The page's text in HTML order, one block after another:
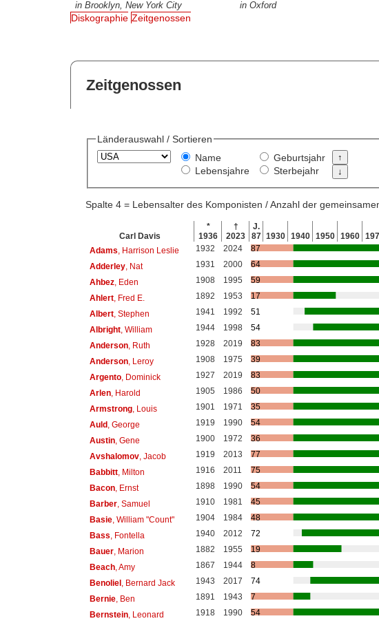
in Brooklyn, New York City
in Oxford
Diskographie Zeitgenossen
Zeitgenossen
Länderauswahl / Sortieren
Name
Lebensjahre
Geburtsjahr
Sterbejahr
Spalte 4 = Lebensalter des Komponisten / Anzahl der
Carl Davis
*
1936
†
2023
J.
87 1930 1940 1950 1960
Adams , Harrison Leslie 1932 2024
87
Adderley, Nat 1931 2000
64
Ahbez, Eden 1908 1995
59
Ahlert, Fred E. 1892 1953
17
Albert, Stephen 1941 1992
51
Albright, William 1944 1998
54
Anderson, Ruth 1928 2019
83
Anderson, Leroy 1908 1975
39
Argento, Dominick 1927 2019
83
Arlen, Harold 1905 1986
50
Armstrong, Louis 1901 1971
35
Auld, George 1919 1990
54
Austin, Gene 1900 1972
36
Avshalomov, Jacob 1919 2013
77
Babbitt, Milton 1916 2011
75
Bacon, Ernst 1898 1990
54
Barber, Samuel 1910 1981
45
Basie, William "Count" 1904 1984
48
Bass , Fontella 1940 2012
72
Bauer, Marion 1882 1955
19
Beach, Amy 1867 1944
8
Benoliel, Bernard Jack 1943 2017
74
Bernie, Ben 1891 1943
7
Bernstein, Leonard 1918 1990
54